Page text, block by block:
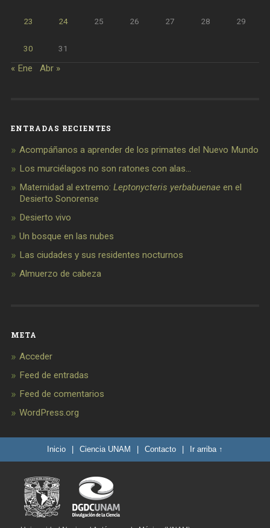
23 24 25 26 27 28 29
30 31
« Ene Abr »
ENTRADAS RECIENTES
Acompáñanos a aprender de los primates del Nuevo Mundo
Los murciélagos no son ratones con alas…
Maternidad al extremo: Leptonycteris yerbabuenaeen el
Desierto Sonorense
Desierto vivo
Un bosque en las nubes
Las ciudades y sus residentes nocturnos
Almuerzo de cabeza
META
Acceder
Feed de entradas
Feed de comentarios
WordPress.org
Inicio Ciencia UNAM Contacto Ir arriba ↑